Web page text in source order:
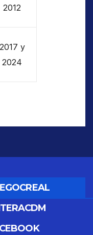
2012
2017 y
2024